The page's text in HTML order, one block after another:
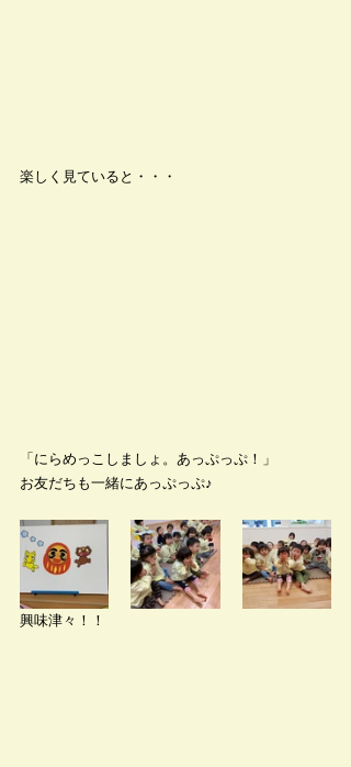
楽しく見ていると・・・
「にらめっこしましょ。あっぷっぷ！」
お友だちも一緒にあっぷっぷ♪
興味津々！！